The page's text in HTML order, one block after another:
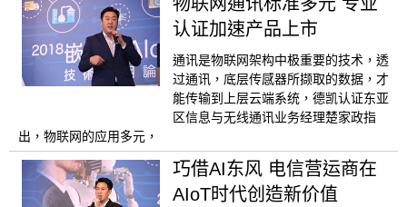
认证加速产品上市
通讯是物联网架构中极重要的技术，透
过通讯，底层传感器所撷取的数据，才
能传输到上层云端系统，德凯认证东亚
区信息与无线通讯业务经理楚家政指
出，物联网的应用多元，
巧借AI东风 电信营运商在
AIoT时代创造新价值